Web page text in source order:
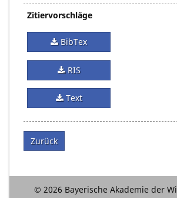
Zitiervorschläge
BibTex
RIS
Text
Zurück
© 2026 Bayerische Akademie der